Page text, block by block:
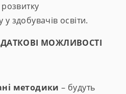
здобувачів освіти.
МОЖЛИВОСТІ
методики– будуть